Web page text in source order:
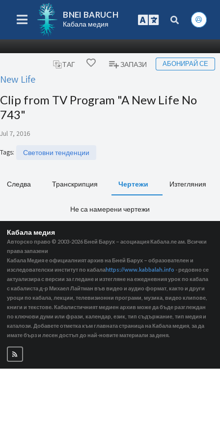
BNEI BARUCH
Кабала медия
ТАГ ЗАПАЗИ АБОНИРАЙ СЕ
New Life
Clip from TV Program "A New Life No
743"
Jul 7, 2016
Tags: Световни тенденции
Следва Транскрипция Чертежи Изтегляния
Не са намерени чертежи
Кабала медия
Авторско право © 2003-2026 Бней Барух – асоциация Кабала ле ам. Всички
права запазени
Кабала Медия е официалният архив на Бней Барух – образователен и
изследователски институт по кабалаhttps://www.kabbalah.info - редовно се
актуализира с версии за гледане и изтегляне на ежедневния урок по кабала
с кабалиста д-р Михаел Лайтман във видео и аудио формат, както и други
уроци по кабала, лекции, телевизионни програми, музика, видео клипове,
книги и текстове. Кабалистичният медиен архив може да бъде разглеждан
по ключови думи или фрази, календар, език, тип съдържание, тип медия и
каталози. Добавете отметка към главната страница на Кабала медия, за да
имате бърз и лесен достъп до най-новите материали за деня.